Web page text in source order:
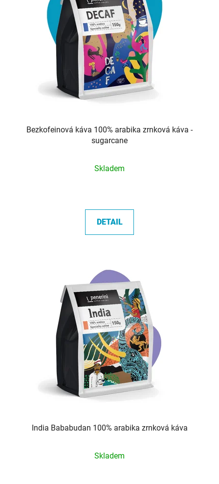
Bezkofeinová káva 100% arabika zrnková káva -
sugarcane
hodnocení
5,0
z
Skladem
DETAIL
India Bababudan 100% arabika zrnková káva
hodnocení
Skladem